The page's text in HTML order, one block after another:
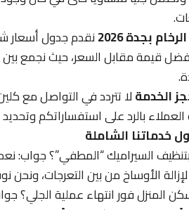
بجدة 2026
نقدم جدول أسعار
قيمة مقابل السعر، حيث نجمع بين
الخدمةلا تتردد في التواصل مع
بالرد على استفساراتكم وتحديد
خدماتنا الشاملة
السيراميك “المطفي”؟ جواب: نعم،
الأوساخ من بين التعرجات، ونحن
فور انتهاء عملية الجلي؟